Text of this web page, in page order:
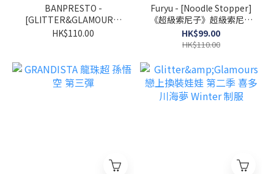
BANPRESTO -
[GLITTER&GLAMOURS]
戀上換裝娃娃 第2季 喜多川
HK$110.00
Furyu - [Noodle Stopper]
《超級索尼子》超級索尼子
-黑色泳裝
HK$99.00
HK$110.00